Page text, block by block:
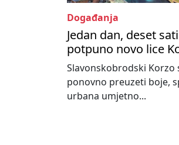
Događanja
Jedan dan, deset
potpuno novo lice
Slavonskobrodski Korzo
ponovno preuzeti boje,
urbana umjetno...